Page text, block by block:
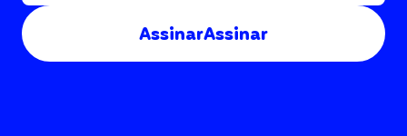
AssinarAssinar